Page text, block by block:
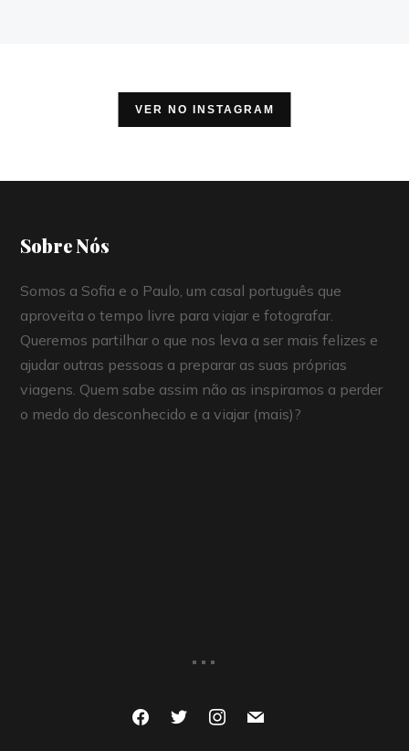
VER NO INSTAGRAM
Sobre Nós
Somos a Sofia e o Paulo, um casal português que
aproveita o tempo livre para viajar e fotografar.
Queremos partilhar o que nos leva a ser mais felizes e
ajudar outras pessoas a preparar as suas próprias
viagens. Quem sabe assim não as inspiramos a perder
o medo do desconhecido e a viajar (mais)?
...
facebook
twitter instagram
mail